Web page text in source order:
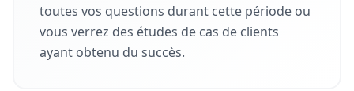
toutes vos questions durant cette période ou
vous verrez des études de cas de clients
ayant obtenu du succès.